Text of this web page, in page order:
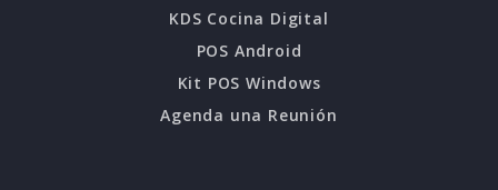
KDS Cocina Digital
POS Android
Kit POS Windows
Agenda una Reunión